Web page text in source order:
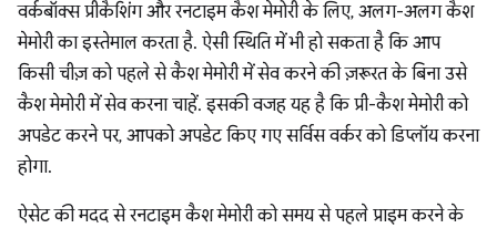
वर्कबॉक्स प्रीकैशिंग और रनटाइम कैश मेमोरी के लिए, अलग-अलग कैश
मेमोरी का इस्तेमाल करता है. ऐसी स्थिति में भी हो सकता है कि आप
किसी चीज़ को पहले से कैश मेमोरी में सेव करने की ज़रूरत के बिना उसे
कैश मेमोरी में सेव करना चाहें. इसकी वजह यह है कि प्री-कैश मेमोरी को
अपडेट करने पर, आपको अपडेट किए गए सर्विस वर्कर को डिप्लॉय करना
होगा.
ऐसेट की मदद से रनटाइम कैश मेमोरी को समय से पहले प्राइम करने के